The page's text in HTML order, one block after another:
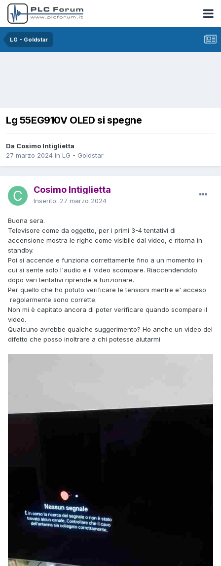
LG - Goldstar
Lg 55EG910V OLED si spegne
Da Cosimo Intiglietta
27 marzo 2024 in LG - Goldstar
Cosimo Intiglietta
Inserito: 27 marzo 2024
Buona sera.
Televisore come da oggetto, per i primi 3-4 tentativi di
accensione mostra le righe come visibile dal video, e ritorna in
standby.
Poi si accende e funziona correttamente fino a un momento in
cui si sente solo l'audio e il video scompare. Riaccendendolo
dopo vari tentativi riprende a funzionare.
Per quello che ho potuto verificare le tensioni mentre e' acceso
regolarmente sono corrette.
Non mi è capitato ancora di poter verificare quando scompare il
video.
Qualcuno avrebbe qualche suggerimento? Ho anche un video del
difetto che posso inoltrare a chi potesse aiutarmi